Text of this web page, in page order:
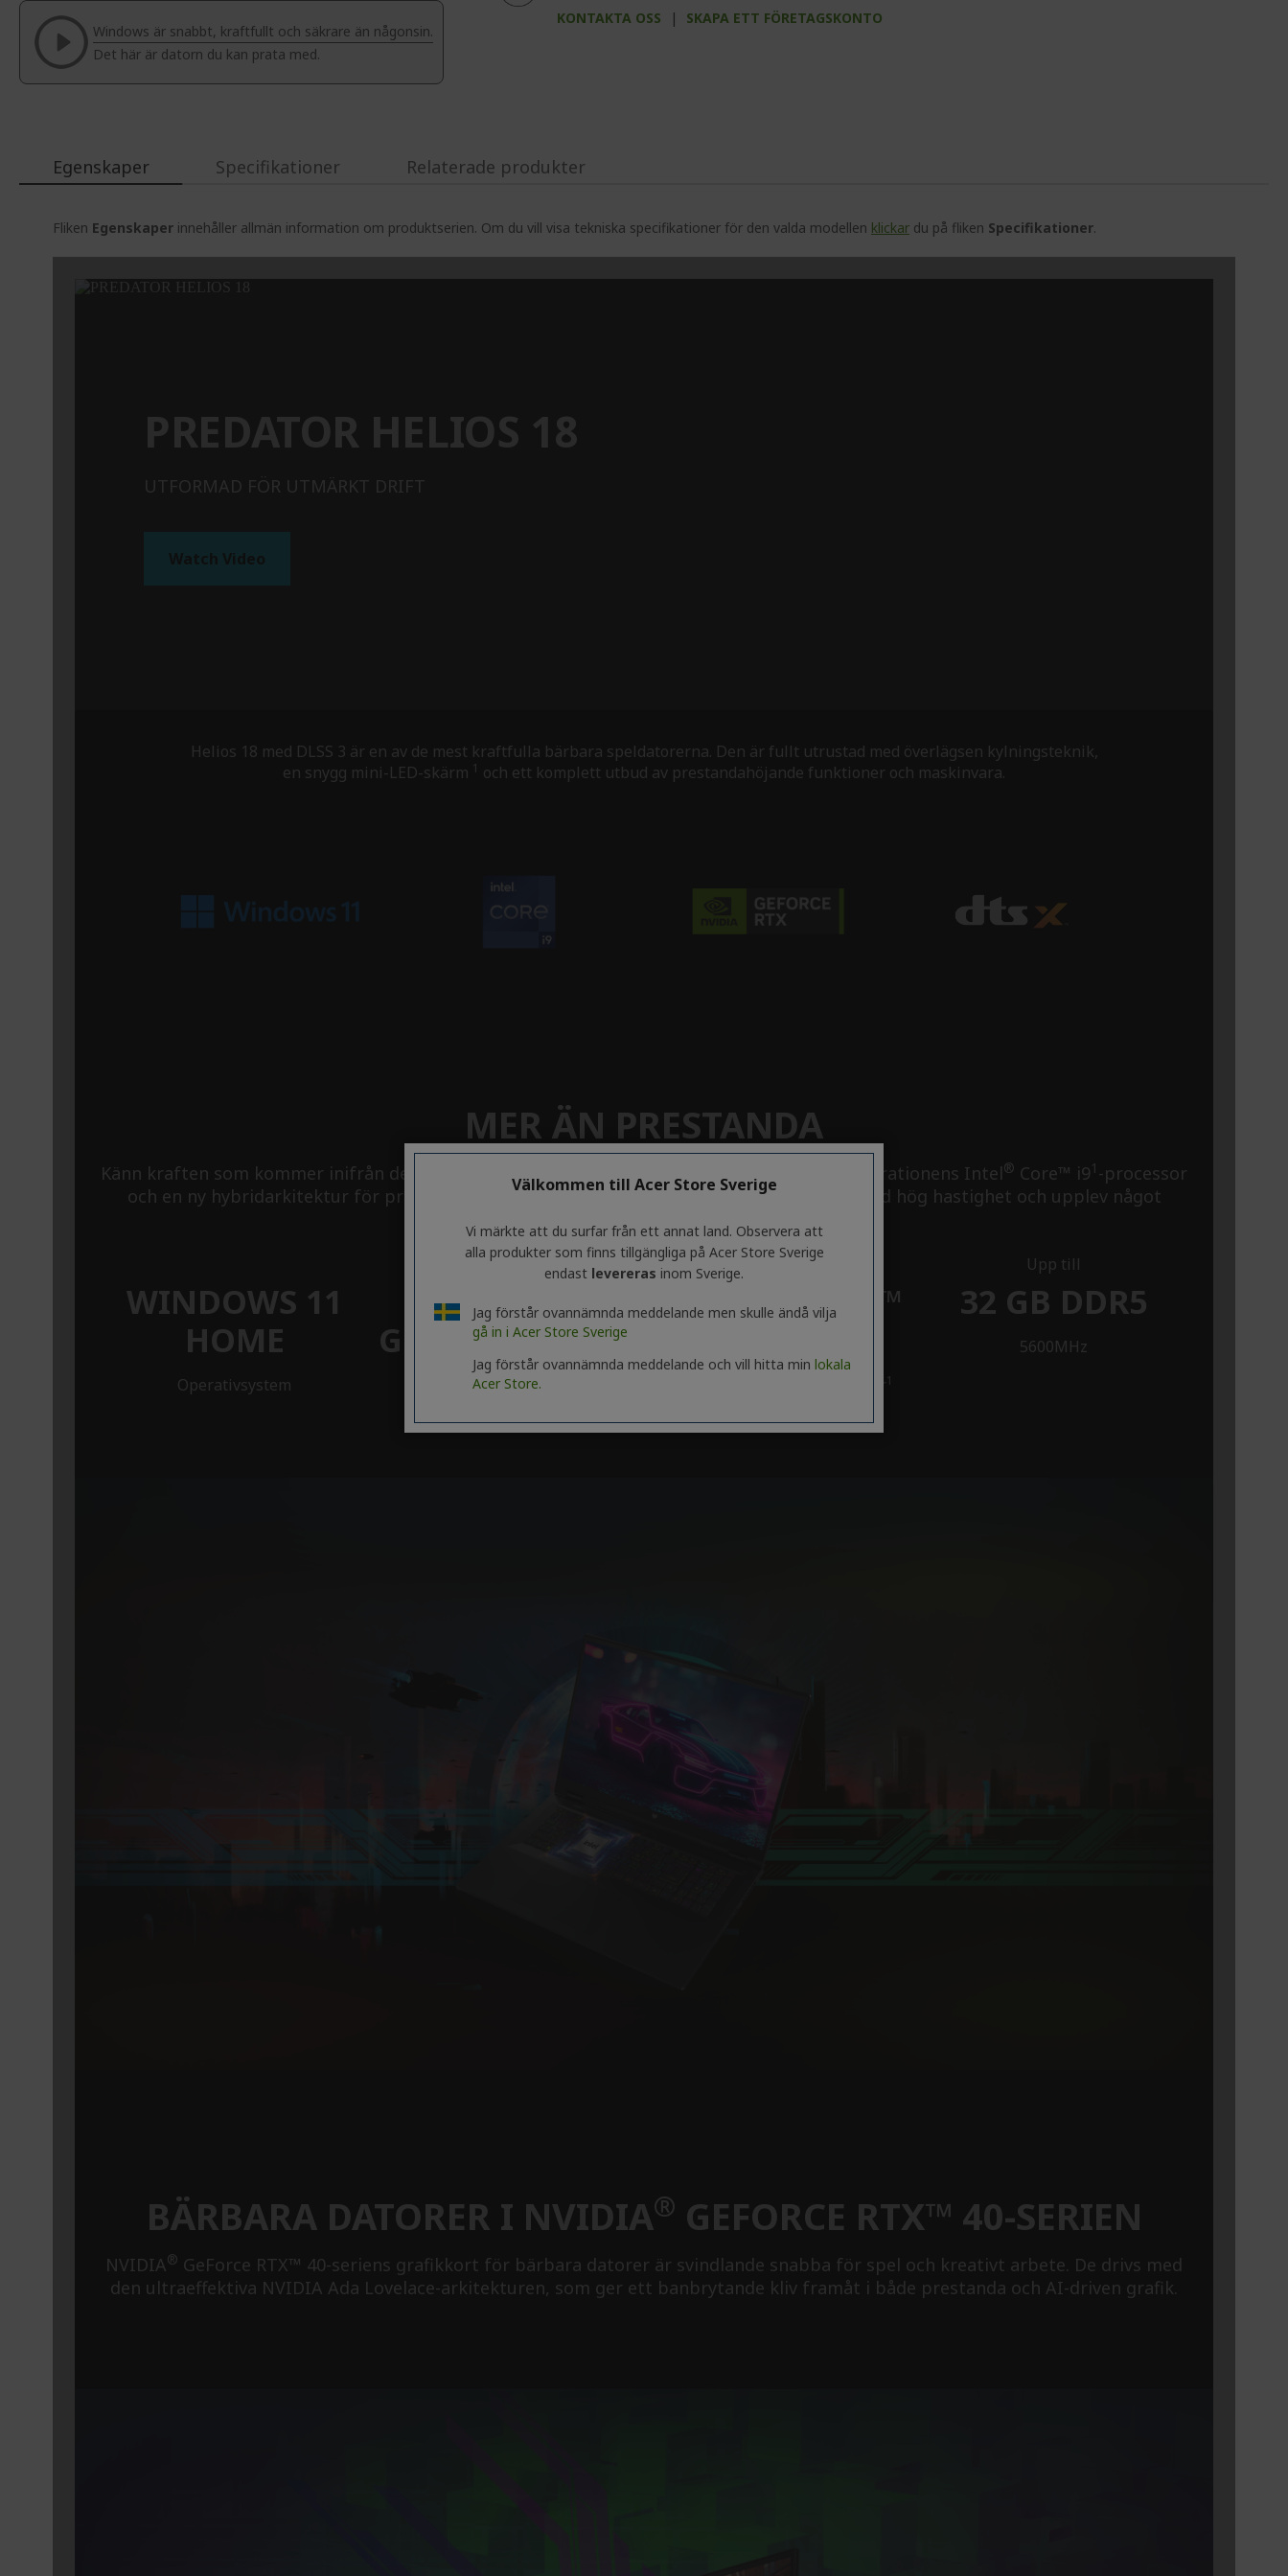
the
images
gallery
Windows är snabbt, kraftfullt och säkrare än någonsin.
Det här är datorn du kan prata med.
KONTAKTA OSS | SKAPA ETT FÖRETAGSKONTO
Egenskaper
Fliken Egenskaper innehåller allmän information om produktserien. Om du vill visa tekniska specifikationer för den valda modellen klickar du på fliken Specifikationer.
Specifikationer Relaterade produkter
Välkommen till Acer Store Sverige
Vi märkte att du surfar från ett annat land. Observera att
alla produkter som finns tillgängliga på Acer Store Sverige
endast levereras inom Sverige.
Jag förstår ovannämnda meddelande men skulle ändå vilja
gå in i Acer Store Sverige
Jag förstår ovannämnda meddelande och vill hitta min lokala
Acer Store.